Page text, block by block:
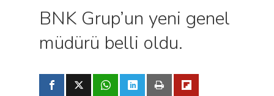
BNK Grup’un yeni genel
müdürü belli oldu.